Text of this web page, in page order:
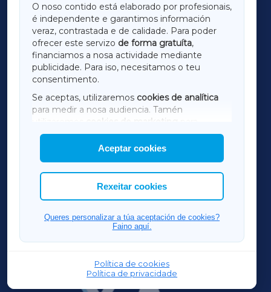
O noso contido está elaborado por profesionais,
é independente e garantimos información
veraz, contrastada e de calidade. Para poder
ofrecer este servizo de forma gratuíta,
financiamos a nosa actividade mediante
publicidade. Para iso, necesitamos o teu
consentimento.
Se aceptas, utilizaremos cookies de analítica
para medir a nosa audiencia. Tamén
utilizaremos
cookies de marketing
mostrar publicidade de terceiros.
Así mesmo, podes personalizar a elección das
cookies que desexas permitir.
Aceptar cookies
Rexeitar cookies
Queres personalizar a túa aceptación de cookies?
Faino aquí.
Política de cookies
Política de privacidade
LUGOXA
TERRACHAXA
AMARIÑAXA
RIBEIRASACRAXA
ACORUÑAXA
FERROLXA
OURENSEXA